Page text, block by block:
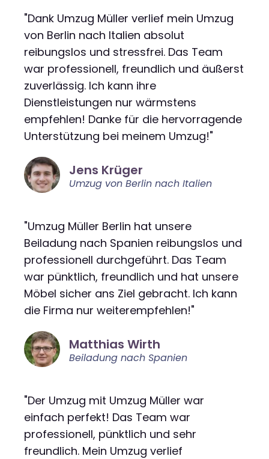
"Dank Umzug Müller verlief mein Umzug
von Berlin nach Italien absolut
reibungslos und stressfrei. Das Team
war professionell, freundlich und äußerst
zuverlässig. Ich kann ihre
Dienstleistungen nur wärmstens
empfehlen! Danke für die hervorragende
Unterstützung bei meinem Umzug!"
Jens Krüger
Umzug von Berlin nach Italien
"Umzug Müller Berlin hat unsere
Beiladung nach Spanien reibungslos und
professionell durchgeführt. Das Team
war pünktlich, freundlich und hat unsere
Möbel sicher ans Ziel gebracht. Ich kann
die Firma nur weiterempfehlen!"
Matthias Wirth
Beiladung nach Spanien
"Der Umzug mit Umzug Müller war
einfach perfekt! Das Team war
professionell, pünktlich und sehr
freundlich. Mein Umzug verlief